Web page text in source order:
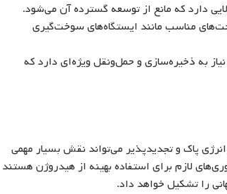
دارد که مانع از توسعه گسترده آن می‌شود.
مناسب مانند ایستگاه‌های سوخت‌گیری
به ذخیره‌سازی و حمل‌ونقل ویژه‌ای دارد که
پاک و تجدیدپذیر می‌تواند نقش بسیار مهمی
لازم برای استفاده بهینه از هیدروژن هستند
را تشکیل خواهد داد.